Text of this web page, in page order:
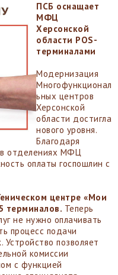
ПСБ оснащает
МФЦ
Херсонской
области POS-
терминалами
Модернизация
Многофункционал
ьных центров
Херсонской
области достигла
нового уровня.
Благодаря
отделениях МФЦ
оплаты госпошлин с
центре «Мои
терминалов. Теперь
не нужно оплачивать
процесс подачи
позволяет
комиссии
с функцией